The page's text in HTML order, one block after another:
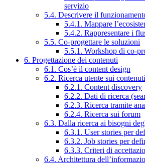
servizio
5.4. Descrivere il
5.4.1. Mappare
5.4.2. Rappresentare i
5.5. Co-progettare le soluzioni
5.5.1. Workshop di co-
6. Progettazione dei contenuti
6.1. Cos’è il content design
6.2. Ricerca utente sui
6.2.1. Content discovery
6.2.2. Dati di ricerca
6.2.3. Ricerca tramite
6.2.4. Ricerca sui forum
6.3. Dalla ricerca ai bisogni
6.3.1. User stories per
6.3.2. Job stories per
6.3.3. Criteri di
6.4. Architettura